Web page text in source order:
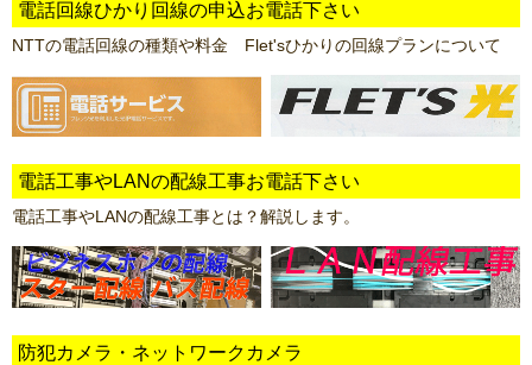
電話回線ひかり回線の申込お電話下さい
NTTの電話回線の種類や料金 Flet'sひかりの回線プランについて
電話工事やLANの配線工事お電話下さい
電話工事やLANの配線工事とは？解説します。
防犯カメラ・ネットワークカメラ